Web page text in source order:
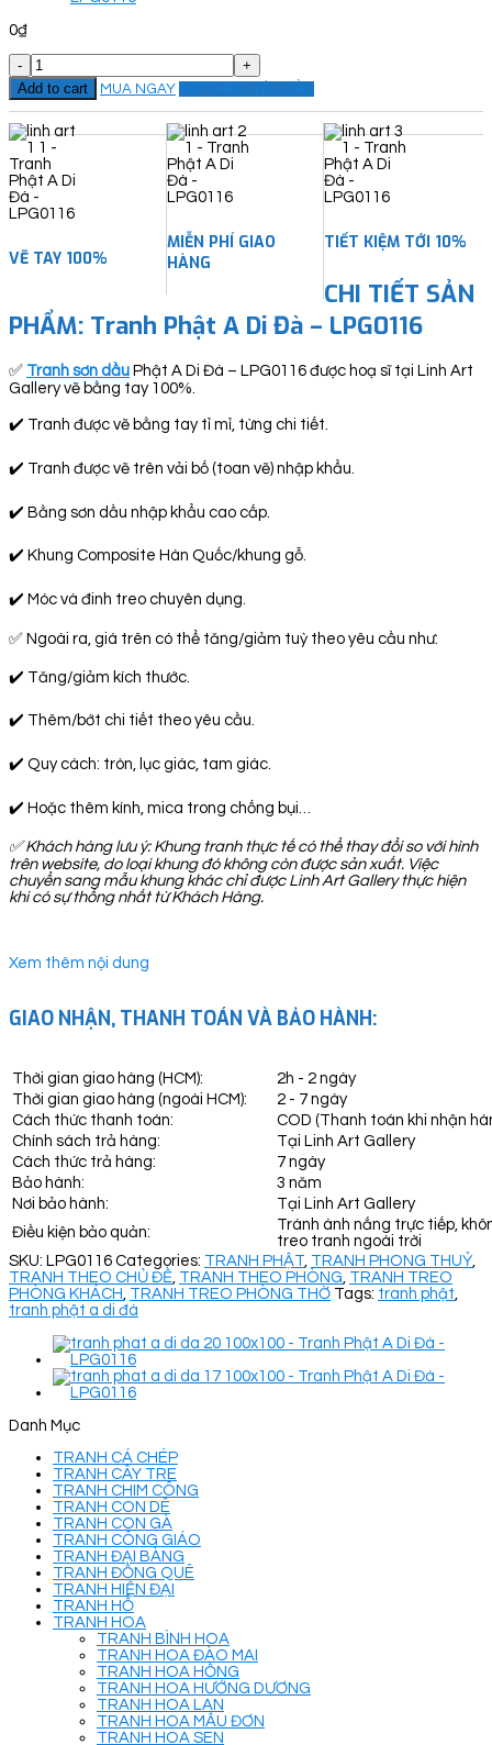
0₫
Tranh
Phật
A
Di
Đà
-
LPG0116
quantity
Add to cart MUA NGAY ĐẶT THEO YÊU CẦU
VẼ TAY 100%
MIỄN PHÍ GIAO
HÀNG
TIẾT KIỆM TỚI 10%
CHI TIẾT SẢN
PHẨM: Tranh Phật A Di Đà – LPG0116
✅ Tranh sơn dầu Phật A Di Đà – LPG0116 được hoạ sĩ tại Linh Art
Gallery vẽ bằng tay 100%.
✔️ Tranh được vẽ bằng tay tỉ mỉ, từng chi tiết.
✔️ Tranh được vẽ trên vải bố (toan vẽ) nhập khẩu.
✔️ Bằng sơn dầu nhập khẩu cao cấp.
✔️ Khung Composite Hàn Quốc/khung gỗ.
✔️ Móc và đinh treo chuyên dụng.
✅ Ngoài ra, giá trên có thể tăng/giảm tuỳ theo yêu cầu như:
✔️ Tăng/giảm kích thước.
✔️ Thêm/bớt chi tiết theo yêu cầu.
✔️ Quy cách: tròn, lục giác, tam giác.
✔️ Hoặc thêm kính, mica trong chống bụi…
✅Khách hàng lưu ý: Khung tranh thực tế có thể thay đổi so với hình
trên website, do loại khung đó không còn được sản xuất. Việc
chuyển sang mẫu khung khác chỉ được Linh Art Gallery thực hiện
khi có sự thống nhất từ Khách Hàng.
Xem thêm nội dung
GIAO NHẬN, THANH TOÁN VÀ BẢO HÀNH:
Thời gian giao hàng (HCM):
2h - 2 ngày
Thời gian giao hàng (ngoài HCM):
2 - 7 ngày
Cách thức thanh toán:
COD (Thanh toán khi nhận
Chính sách trả hàng:
Tại Linh Art Gallery
Cách thức trả hàng:
7 ngày
Bảo hành:
3 năm
Nơi bảo hành:
Tại Linh Art Gallery
Điều kiện bảo quản:
Tránh ánh nắng trực tiếp,
treo tranh ngoài trời
SKU: LPG0116 Categories: TRANH PHẬT, TRANH PHONG THUỶ,
TRANH THEO CHỦ ĐỀ, TRANH THEO PHÒNG, TRANH TREO
PHÒNG KHÁCH, TRANH TREO PHÒNG THỜ Tags: tranh phật,
tranh phật a di đà
Danh Mục
TRANH CÁ CHÉP
TRANH CÂY TRE
TRANH CHIM CÔNG
TRANH CON DÊ
TRANH CON GÀ
TRANH CÔNG GIÁO
TRANH ĐẠI BÀNG
TRANH ĐỒNG QUÊ
TRANH HIỆN ĐẠI
TRANH HỔ
TRANH HOA
TRANH BÌNH HOA
TRANH HOA ĐÀO MAI
TRANH HOA HỒNG
TRANH HOA HƯỚNG DƯƠNG
TRANH HOA LAN
TRANH HOA MẪU ĐƠN
TRANH HOA SEN